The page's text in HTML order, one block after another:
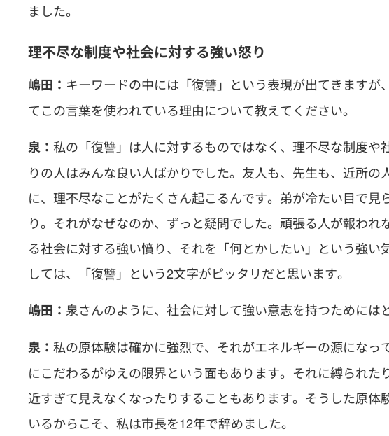
ました。
理不尽な制度や社会に対する強い怒り
嶋田： キーワードの中には「復讐」という表現が出てきます
てこの言葉を使われている理由について教えてください。
泉： 私の「復讐」は人に対するものではなく、理不尽な制度
りの人はみんな良い人ばかりでした。友人も、先生も、近所
に、理不尽なことがたくさん起こるんです。弟が冷たい目で
り。それがなぜなのか、ずっと疑問でした。頑張る人が報わ
る社会に対する強い憤り、それを「何とかしたい」という強
しては、「復讐」という2文字がピッタリだと思います。
嶋田： 泉さんのように、社会に対して強い意志を持つためには
泉： 私の原体験は確かに強烈で、それがエネルギーの源にな
にこだわるがゆえの限界という面もあります。それに縛られ
近すぎて見えなくなったりすることもあります。そうした原
いるからこそ、私は市長を12年で辞めました。